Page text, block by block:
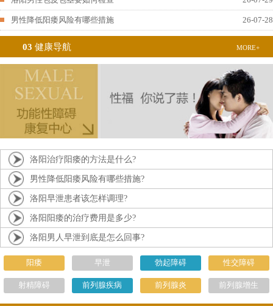
男性降低阳痿风险有哪些措施 26-07-28
03 健康导航 MORE+
洛阳治疗阳痿的方法是什么?
男性降低阳痿风险有哪些措施?
洛阳早泄患者该怎样调理?
洛阳阳痿的治疗费用是多少?
洛阳男人早泄到底是怎么回事?
阳痿 早泄 勃起障碍 性交障碍
射精障碍 前列腺疾病 前列腺炎 前列腺增生